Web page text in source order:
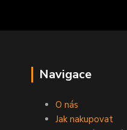
Navigace
O nás
Jak nakupovat